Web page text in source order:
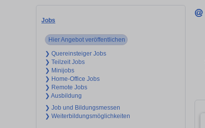
Jobs
Hier Angebot veröffentlichen
❯ Quereinsteiger Jobs
❯ Teilzeit Jobs
❯ Minijobs
❯ Home-Office Jobs
❯ Remote Jobs
❯ Ausbildung
❯ Job und Bildungsmessen
❯ Weiterbildungsmöglichkeiten